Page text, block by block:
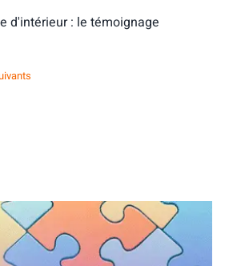
d'intérieur : le témoignage